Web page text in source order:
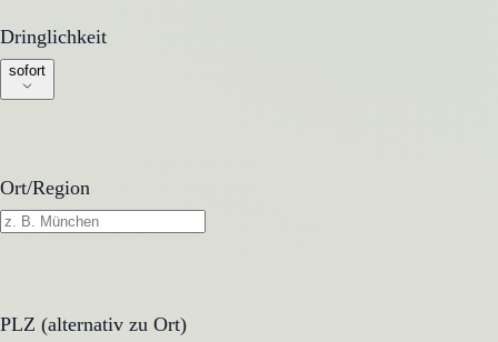
Dringlichkeit
Dringlichkeit
sofort
Ort/Region
PLZ (alternativ zu Ort)